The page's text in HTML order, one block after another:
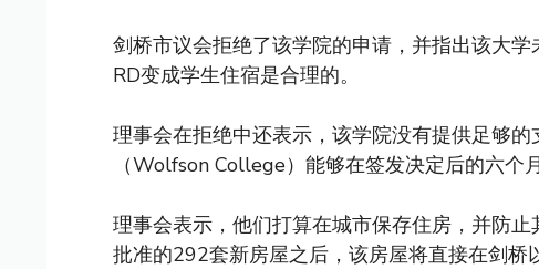
剑桥市议会拒绝了该学院的申请，并指出该大
RD变成学生住宿是合理的。
理事会在拒绝中还表示，该学院没有提供足够
（Wolfson College）能够在签发决定后的六个
理事会表示，他们打算在城市保存住房，并防
批准的292套新房屋之后，该房屋将直接在剑